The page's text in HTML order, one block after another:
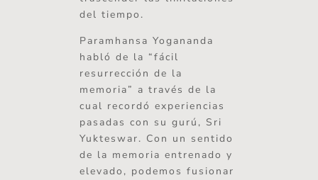
del tiempo.
Paramhansa Yogananda
habló de la “fácil
resurrección de la
memoria” a través de la
cual recordó experiencias
pasadas con su gurú, Sri
Yukteswar. Con un sentido
de la memoria entrenado y
elevado, podemos fusionar